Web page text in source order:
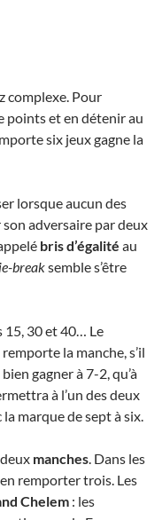
complexe. Pour
points et en détenir au
six jeux gagne la
lorsque aucun des
adversaire par deux
bris d’égalité au
breaksemble s’être
15, 30 et 40… Le
la manche, s’il
gagner à 7-2, qu’à
à l’un des deux
marque de sept à six.
manches. Dans les
remporter trois. Les
Chelem : les